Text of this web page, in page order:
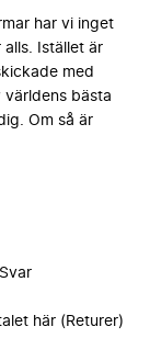
har vi inget
alls. Istället är
med
världens bästa
Om så är
här (Returer)